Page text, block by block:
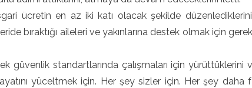
ücretin en az iki katı olacak şekilde
bıraktığı aileleri ve yakınlarına destek olmak için
güvenlik standartlarında çalışmaları için
yüceltmek için. Her şey sizler için. Her şey